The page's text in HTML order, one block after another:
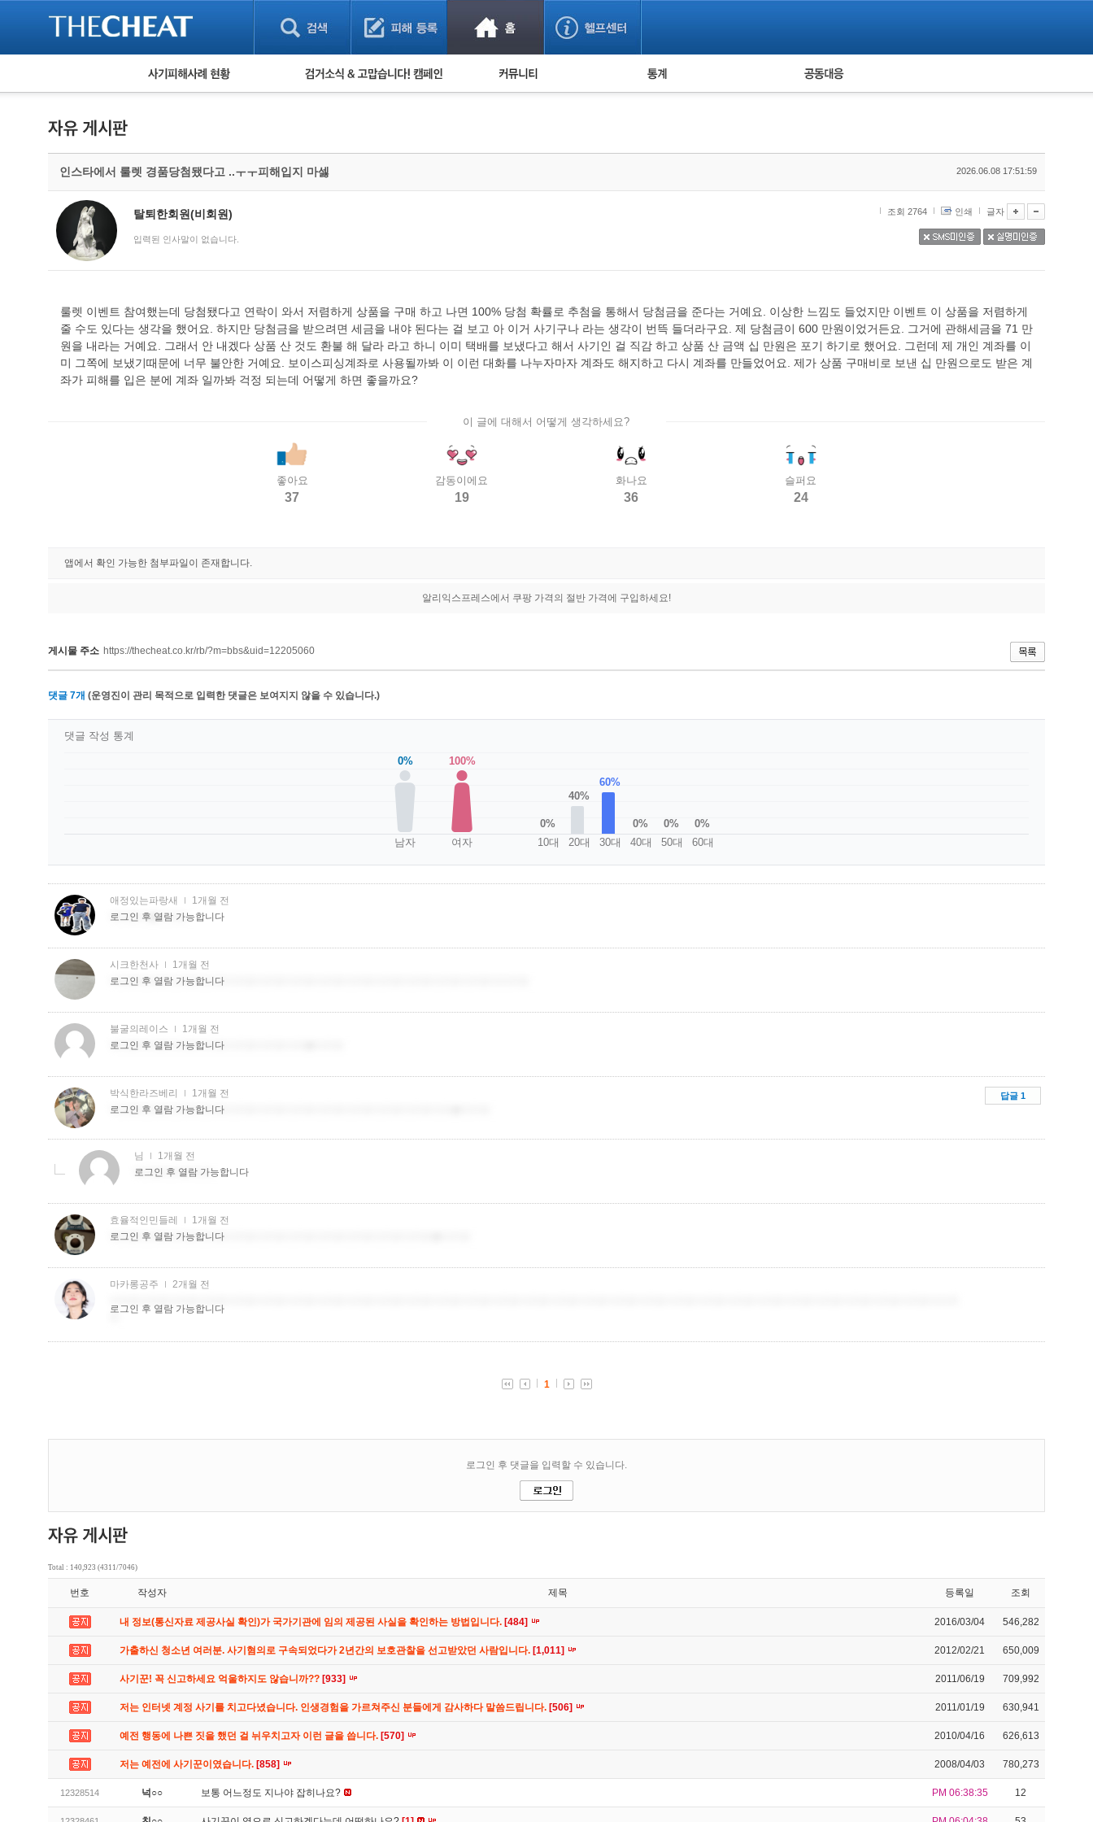
피해사례 현황
보이스피싱 피해사례
유해사이트 목록
비공개 피해사례
워킹홀리데이 피해사례
검거 소식 사기 예방했어요! 누적 피해사례 통계 피해자 공동대응
인스타에서 룰렛 경품당첨됐다고 ..ㅜㅜ피해입지 마셇 2026.06.08 17:51:59
탈퇴한회원(비회원)
입력된 인사말이 없습니다.
조회 2764 인쇄 글자
룰렛 이벤트 참여했는데 당첨됐다고 연락이 와서 저렴하게 상품을 구매 하고 나면 100% 당첨 확률로 추첨을 통해서 당첨금을 준다는 거예요. 이상한 느낌도 들었지만 이벤트 이 상품을 저렴하게
줄 수도 있다는 생각을 했어요. 하지만 당첨금을 받으려면 세금을 내야 된다는 걸 보고 아 이거 사기구나 라는 생각이 번뜩 들더라구요. 제 당첨금이 600 만원이었거든요. 그거에 관해세금을 71 만
원을 내라는 거예요. 그래서 안 내겠다 상품 산 것도 환불 해 달라 라고 하니 이미 택배를 보냈다고 해서 사기인 걸 직감 하고 상품 산 금액 십 만원은 포기 하기로 했어요. 그런데 제 개인 계좌를 이
미 그쪽에 보냈기때문에 너무 불안한 거예요. 보이스피싱계좌로 사용될까봐 이 이런 대화를 나누자마자 계좌도 해지하고 다시 계좌를 만들었어요. 제가 상품 구매비로 보낸 십 만원으로도 받은 계
좌가 피해를 입은 분에 계좌 일까봐 걱정 되는데 어떻게 하면 좋을까요?
이 글에 대해서 어떻게 생각하세요?
좋아요
37
감동이에요
19
화나요
36
슬퍼요
24
앱에서 확인 가능한 첨부파일이 존재합니다.
알리익스프레스에서 쿠팡 가격의 절반 가격에 구입하세요!
게시물 주소 https://thecheat.co.kr/rb/?m=bbs&uid=12205060
댓글 7개 (운영진이 관리 목적으로 입력한 댓글은 보여지지 않을 수 있습니다.)
0%
남자
100%
여자
0%
10대
40%
20대
60%
30대
0%
40대
0%
50대
0%
60대
댓글 작성 통계
Total : 140,923 (4311/7046)
번호 작성자 제목 등록일 조회
내 정보(통신자료 제공사실 확인)가 국가기관에 임의 제공된 사실을 확인하는 방법입니다. [484] 2016/03/04 546,282
가출하신 청소년 여러분. 사기혐의로 구속되었다가 2년간의 보호관찰을 선고받았던 사람입니다. [1,011] 2012/02/21 650,009
사기꾼! 꼭 신고하세요 억울하지도 않습니까?? [933] 2011/06/19 709,992
저는 인터넷 계정 사기를 치고다녔습니다. 인생경험을 가르쳐주신 분들에게 감사하다 말씀드립니다. [506] 2011/01/19 630,941
예전 행동에 나쁜 짓을 했던 걸 뉘우치고자 이런 글을 씁니다. [570] 2010/04/16 626,613
저는 예전에 사기꾼이였습니다. [858] 2008/04/03 780,273
12328514 넉○○ 보통 어느정도 지나야 잡히나요? PM 06:38:35 12